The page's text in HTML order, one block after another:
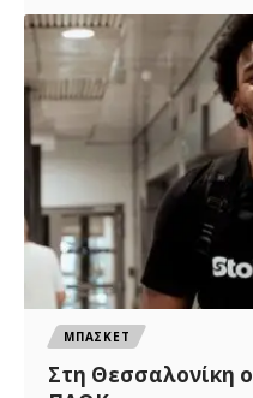
ΜΠΑΣΚΕΤ
Στη Θεσσαλονίκη